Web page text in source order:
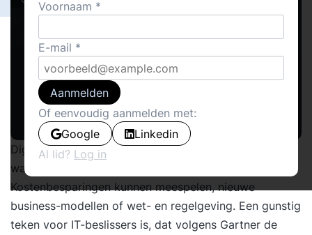
Digitalisering is voor vrijwel alle bedrijven noodzaak,
waarbij de motivatie per organisatie kan verschillen.
Kostenbesparingen kunnen meespelen, nieuwe
business-modellen of wet- en regelgeving. Een gunstig
teken voor IT-beslissers is, dat volgens Gartner de
Voornaam
E-mail
Aanmelden
Of eenvoudig aanmelden met:
Google
Linkedin
Al lid? Log in